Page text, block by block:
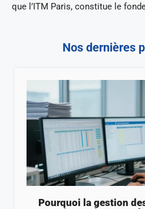
que l’ITM Paris, constitue le
Nos dernières
Pourquoi la gestion